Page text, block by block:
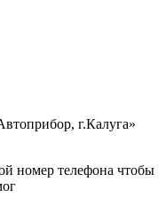
г.Калуга»
номер телефона чтобы